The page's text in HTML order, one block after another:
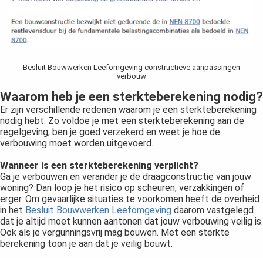
Besluit Bouwwerken Leefomgeving constructieve aanpassingen
verbouw
Waarom heb je een sterkteberekening nodig?
Er zijn verschillende redenen waarom je een sterkteberekening
nodig hebt. Zo voldoe je met een sterkteberekening aan de
regelgeving, ben je goed verzekerd en weet je hoe de
verbouwing moet worden uitgevoerd.
Wanneer is een sterkteberekening verplicht?
Ga je verbouwen en verander je de draagconstructie van jouw
woning? Dan loop je het risico op scheuren, verzakkingen of
erger. Om gevaarlijke situaties te voorkomen heeft de overheid
in het Besluit Bouwwerken Leefomgeving daarom vastgelegd
dat je altijd moet kunnen aantonen dat jouw verbouwing veilig is.
Ook als je vergunningsvrij mag bouwen. Met een sterkte
berekening toon je aan dat je veilig bouwt.